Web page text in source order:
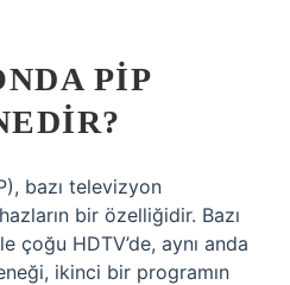
PIP
bazı televizyon
bir özelliğidir. Bazı
çoğu HDTV’de, aynı anda
ikinci bir programın